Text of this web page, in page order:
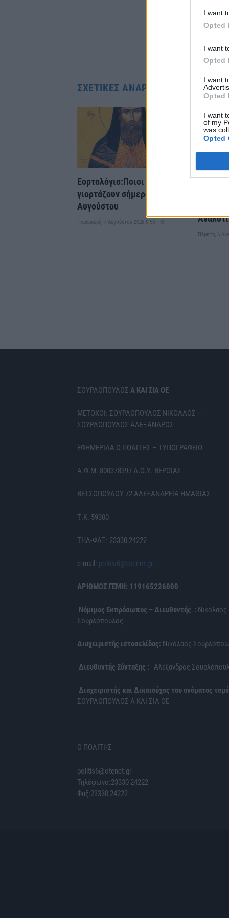
I want
Opted
I want
Opted
I want
Opted
I want
of my
was
Opted
Αναγγελία
ΣΧΕΤΙΚΈΣ ΑΝΑΡΤΉΣΕΙΣ
Εορτολόγιο:Ποιοι
γιορτάζουν σήμερα 7
Αυγούστου
Παρασκευή, 7 Αυγούστου 2026 9:50 ΠΜ
Πότε
Πέμπτη, 6
ΣΟΥΡΛΟΠΟΥΛΟΣ Α ΚΑΙ ΣΙΑ ΟΕ
ΜΕΤΟΧΟΙ: ΣΟΥΡΛΟΠΟΥΛΟΣ ΝΙΚΟΛΑΟΣ –
ΣΟΥΡΛΟΠΟΥΛΟΣ ΑΛΕΞΑΝΔΡΟΣ
ΕΦΗΜΕΡΙΔΑ Ο ΠΟΛΙΤΗΣ – ΤΥΠΟΓΡΑΦΕΙΟ
Α.Φ.Μ. 800378397 Δ.Ο.Υ. ΒΕΡΟΙΑΣ
ΒΕΤΣΟΠΟΥΛΟΥ 72 ΑΛΕΞΑΝΔΡΕΙΑ ΗΜΑΘΙΑΣ
Τ.Κ. 59300
ΤΗΛ-ΦΑΞ: 23330 24222
e-mail: politis6@otenet.gr
ΑΡΙΘΜΟΣ ΓΕΜΗ: 119165226000
Νόμιμος Εκπρόσωπος – Διευθυντής : Νικόλαος
Σουρλόπουλος
Διαχειριστής ιστοσελίδας: Νικόλαος
Διευθυντής Σύνταξης : Αλέξανδρος
Διαχειριστής και Δικαιούχος του ονόματος
ΣΟΥΡΛΟΠΟΥΛΟΣ Α ΚΑΙ ΣΙΑ ΟΕ
Ο ΠΟΛΙΤΗΣ
politis6@otenet.gr
Τηλέφωνο:23330 24222
Φαξ:23330 24222